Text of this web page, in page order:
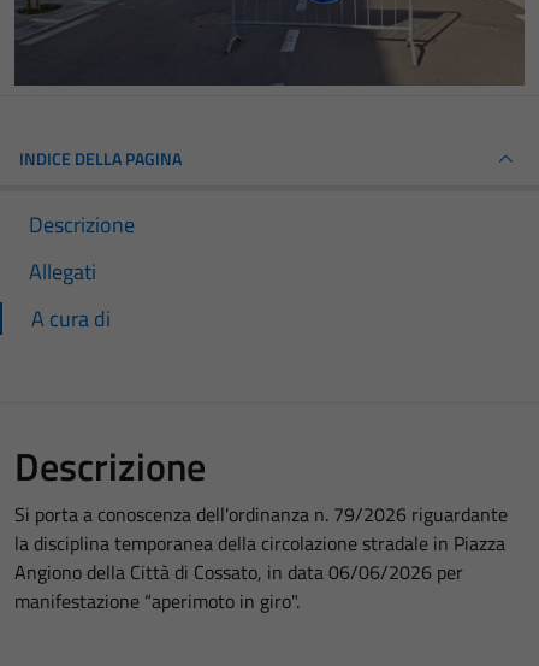
INDICE DELLA PAGINA
Descrizione
Allegati
A cura di
Descrizione
Si porta a conoscenza dell'ordinanza n. 79/2026 riguardante
la disciplina temporanea della circolazione stradale in Piazza
Angiono della Città di Cossato, in data 06/06/2026 per
manifestazione “aperimoto in giro".